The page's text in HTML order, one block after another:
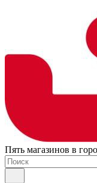
Пять магазинов в